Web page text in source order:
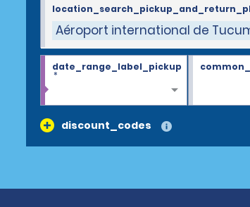
Aéroport international de
date_range_label_pickup
*
discount_codes